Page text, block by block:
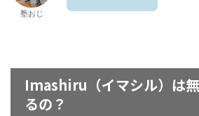
塾おじ
Imashiru（イマシル）は
るの？